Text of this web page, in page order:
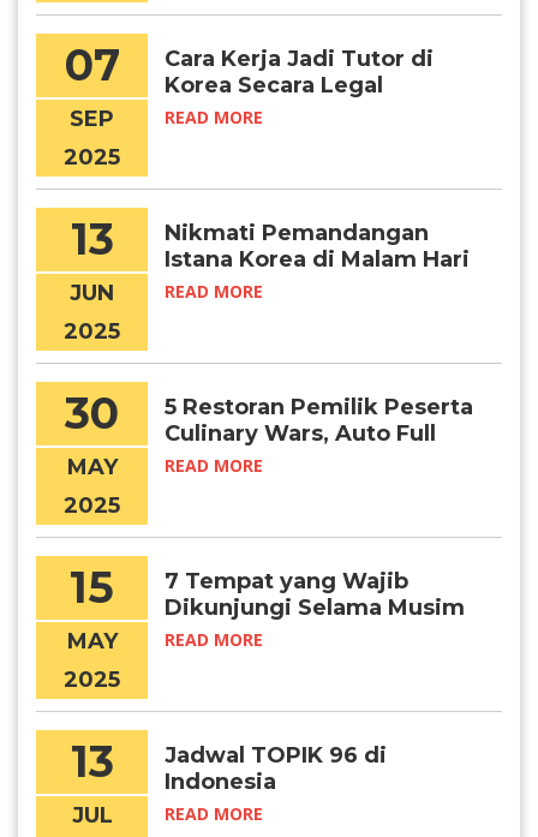
07
SEP
2025
Cara Kerja Jadi Tutor di
Korea Secara Legal
READ MORE
13
JUN
2025
Nikmati Pemandangan
Istana Korea di Malam Hari
Lewat Program Ini
READ MORE
30
MAY
2025
5 Restoran Pemilik Peserta
Culinary Wars, Auto Full
Booked!
READ MORE
15
MAY
2025
7 Tempat yang Wajib
Dikunjungi Selama Musim
Panas di Korea
READ MORE
13
JUL
Jadwal TOPIK 96 di
Indonesia
READ MORE